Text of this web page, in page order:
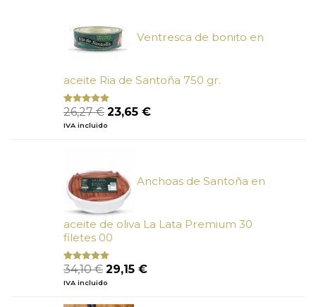
Ventresca de bonito en
aceite Ria de Santoña 750 gr.
Valorado
con
5
26,27€ El
precio
23,65 €El
IVA incluido
Anchoas de Santoña en
aceite de oliva La Lata Premium 30
filetes 00
Valorado
con
de 5
34,10€ El
precio
29,15 €El
IVA incluido